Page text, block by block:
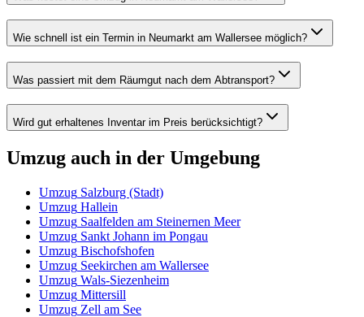
Wie schnell ist ein Termin in Neumarkt am Wallersee möglich?
Was passiert mit dem Räumgut nach dem Abtransport?
Wird gut erhaltenes Inventar im Preis berücksichtigt?
Umzug auch in der Umgebung
Umzug Salzburg (Stadt)
Umzug Hallein
Umzug Saalfelden am Steinernen Meer
Umzug Sankt Johann im Pongau
Umzug Bischofshofen
Umzug Seekirchen am Wallersee
Umzug Wals-Siezenheim
Umzug Mittersill
Umzug Zell am See